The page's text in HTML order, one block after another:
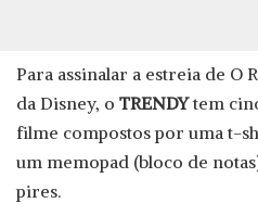
Para assinalar a estreia de O
da Disney, o TRENDYtem
filme compostos por uma t-
um memopad (bloco de
pires.